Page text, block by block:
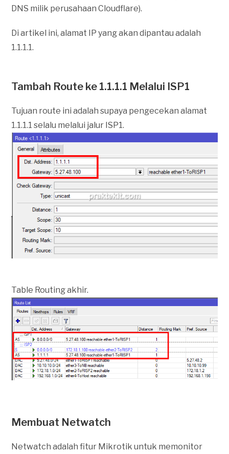
DNS milik perusahaan Cloudflare).
Di artikel ini, alamat IP yang akan dipantau adalah
1.1.1.1.
Tambah Route ke 1.1.1.1 Melalui ISP1
Tujuan route ini adalah supaya pengecekan alamat
1.1.1.1 selalu melalui jalur ISP1.
Table Routing akhir.
Membuat Netwatch
Netwatch adalah fitur Mikrotik untuk memonitor